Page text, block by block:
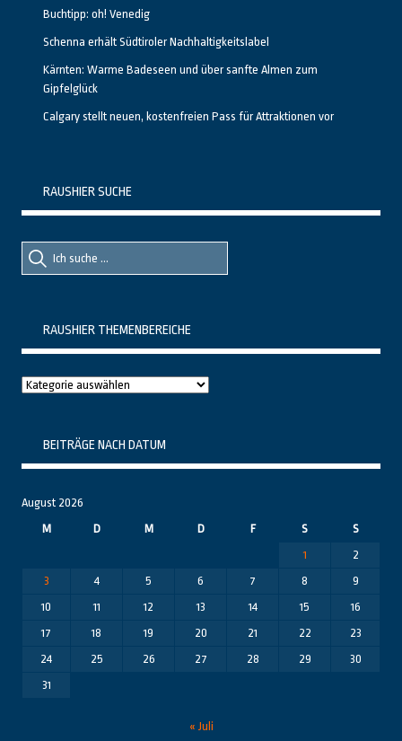
Buchtipp: oh! Venedig
Schenna erhält Südtiroler Nachhaltigkeitslabel
Kärnten: Warme Badeseen und über sanfte Almen zum
Gipfelglück
Calgary stellt neuen, kostenfreien Pass für Attraktionen vor
RAUSHIER SUCHE
Suche
nach::
Suche
nach:
RAUSHIER THEMENBEREICHE
Raushier
BEITRÄGE NACH DATUM
August 2026
M
D M D F S
S
1
2
3
4 5 6 7 8
9
10
11 12 13 14 15
16
17
18 19 20 21 22
23
24
25 26 27 28 29
30
31
« Juli